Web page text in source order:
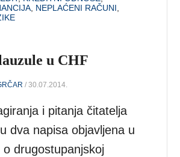
NEPLAĆENI RAČUNI
u CHF
/ 30.07.2014.
i pitanja čitatelja
dva napisa objavljena u
drugostupanjskoj